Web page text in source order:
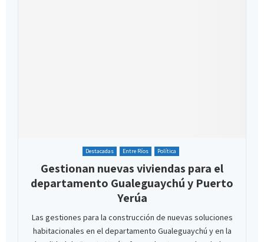
Destacadas Entre Ríos Política
Gestionan nuevas viviendas para el
departamento Gualeguaychú y Puerto
Yerúa
Las gestiones para la construcción de nuevas soluciones
habitacionales en el departamento Gualeguaychú y en la